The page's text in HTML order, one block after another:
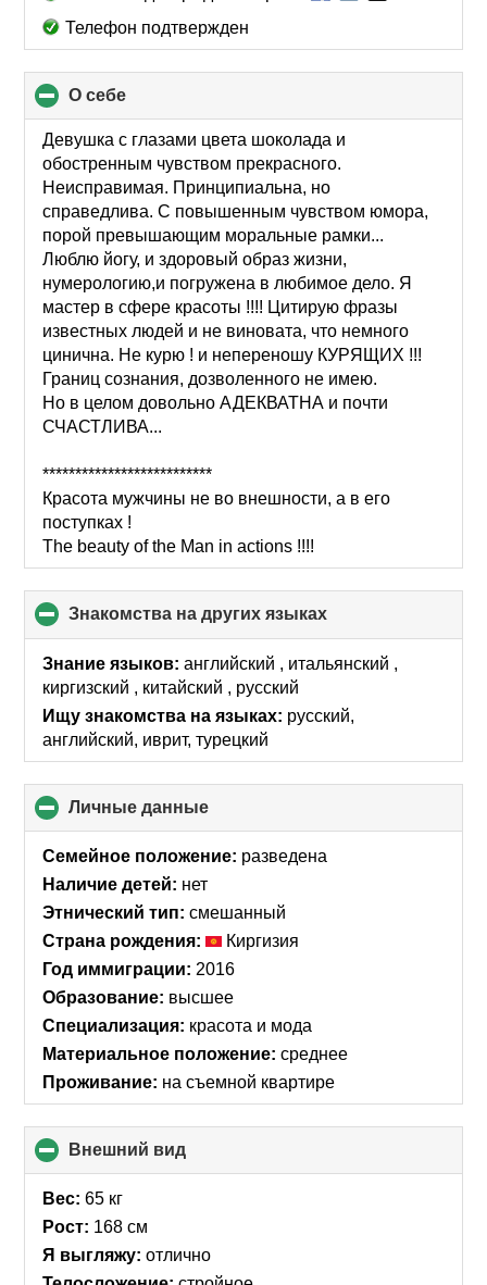
Телефон подтвержден
О себе
to
collapse
contents
Девушка с глазами цвета шоколада и
обостренным чувством прекрасного.
Неисправимая. Принципиальна, но
справедлива. С повышенным чувством юмора,
порой превышающим моральные рамки...
Люблю йогу, и здоровый образ жизни,
нумерологию,и погружена в любимое дело. Я
мастер в сфере красоты !!!! Цитирую фразы
известных людей и не виновата, что немного
цинична. Не курю ! и непереношу КУРЯЩИХ !!!
Границ сознания, дозволенного не имею.
Но в целом довольно АДЕКВАТНА и почти
СЧАСТЛИВА...
**************************
Красота мужчины не во внешности, а в его
поступках !
The beauty of the Man in actions !!!!
Знакомства на других языках
to
collapse
Знание языков: английский , итальянский ,
киргизский , китайский , русский
Ищу знакомства на языках: русский,
английский, иврит, турецкий
Личные данные
to
collapse
Семейное положение: разведена
Наличие детей: нет
Этнический тип: смешанный
Страна рождения:
Киргизия
Год иммиграции: 2016
Образование: высшее
Специализация: красота и мода
Материальное положение: среднее
Проживание: на съемной квартире
Внешний вид
to
Вес: 65 кг
Рост: 168 см
Я выгляжу: отлично